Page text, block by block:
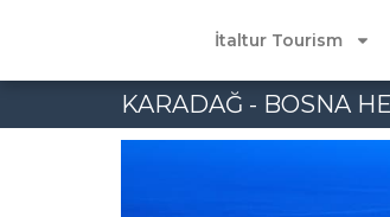
İtaltur Tourism
KARADAĞ - BOSNA